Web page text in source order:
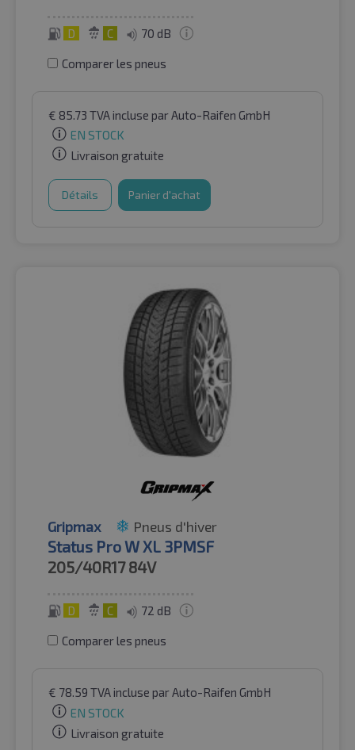
D C 70 dB
Comparer les pneus
€ 85.73 TVA incluse par Auto-Raifen GmbH
EN STOCK
Livraison gratuite
Détails Panier d'achat
Gripmax Pneus d'hiver
Status Pro W XL 3PMSF
205/40R17 84V
D C 72 dB
Comparer les pneus
€ 78.59 TVA incluse par Auto-Raifen GmbH
EN STOCK
Livraison gratuite